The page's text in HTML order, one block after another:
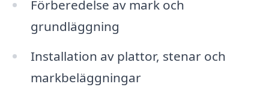
Förberedelse av mark och
grundläggning
Installation av plattor, stenar och
markbeläggningar